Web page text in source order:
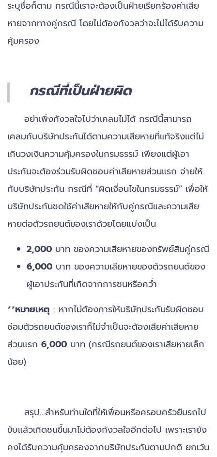
ระบุชื่อก็ตาม กรณีนี้เราจะต้องเป็นฝ่ายเรียกร้องค่าเสีย
หายจากทางคู่กรณี โดยไม่ต้องกังวลว่าจะไม่ได้รับความ
คุ้มครอง
กรณีที่เป็นฝ่ายผิด
อย่าเพิ่งกังวลใจไปว่าเคลมไม่ได้ กรณีนี้สามารถ
เคลมกับบริษัทประกันได้ตามความเสียหายที่แท้จริงแต่ไม่
เกินวงเงินความคุ้มครองในกรมธรรม์ เพียงแต่ผู้เอา
ประกันจะต้องร่วมรับผิดชอบค่าเสียหายส่วนแรก จ่ายให้
กับบริษัทประกัน กรณีที่ “ผิดเงื่อนไขในกรมธรรม์” เพื่อให้
บริษัทประกันชดใช้ค่าเสียหายให้กับคู่กรณีและความเสีย
หายต่อตัวรถยนต์ของเราด้วยโดยแบ่งเป็น
2,000 บาท ของความเสียหายของทรัพย์สินคู่กรณี
6,000 บาท ของความเสียหายของตัวรถยนต์ของ
ผู้เอาประกันที่เกิดจากการชนหรือคว่ำ
**หมายเหตุ : หากไม่ต้องการให้บริษัทประกันรับผิดชอบ
ซ่อมตัวรถยนต์ของเราก็ไม่จำเป็นจะต้องเสียค่าเสียหาย
ส่วนแรก 6,000 บาท (กรณีรถยนต์ของเราเสียหายเล็ก
น้อย)
สรุป…สำหรับท่านใดที่ให้เพื่อนหรือครอบครัวยืมรถไป
ขับแล้วเกิดชนขึ้นมาไม่ต้องกังวลใจอีกต่อไป เพราะเรายัง
คงได้รับความคุ้มครองจากบริษัทประกันตามปกติ ยกเว้น